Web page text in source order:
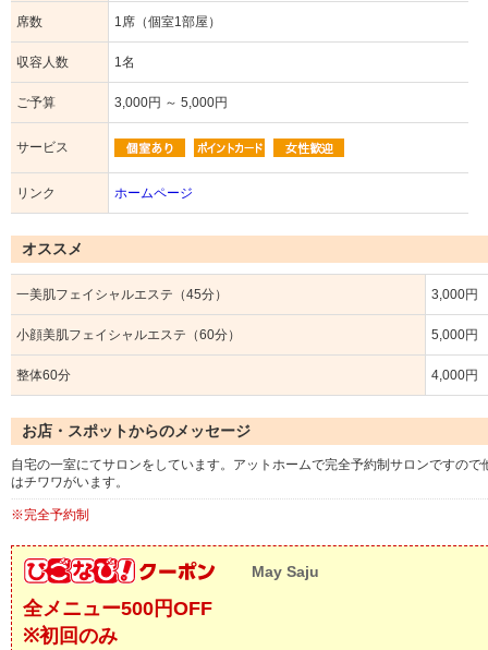
席数 1席（個室1部屋）
収容人数 1名
ご予算 3,000円 ～ 5,000円
サービス
リンク ホームページ
オススメ
一美肌フェイシャルエステ（45分） 3,000円
小顔美肌フェイシャルエステ（60分） 5,000円
整体60分 4,000円
お店・スポットからのメッセージ
自宅の一室にてサロンをしています。アットホームで完全予約制サロンですの
はチワワがいます。
※完全予約制
May Saju
全メニュー500円OFF
※初回のみ